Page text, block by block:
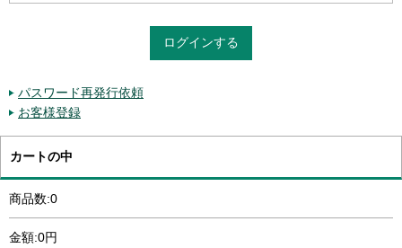
パスワード再発行依頼
お客様登録
カートの中
商品数:0
金額:0円